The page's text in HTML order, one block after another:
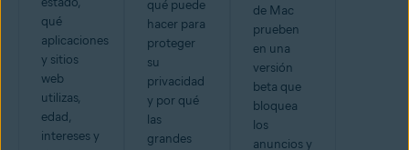
qué
aplicaciones
y sitios
web
utilizas,
edad,
intereses y
qué puede
hacer para
proteger
su
privacidad
y por qué
las
grandes
de Mac
prueben
en una
versión
beta que
bloquea
los
anuncios y